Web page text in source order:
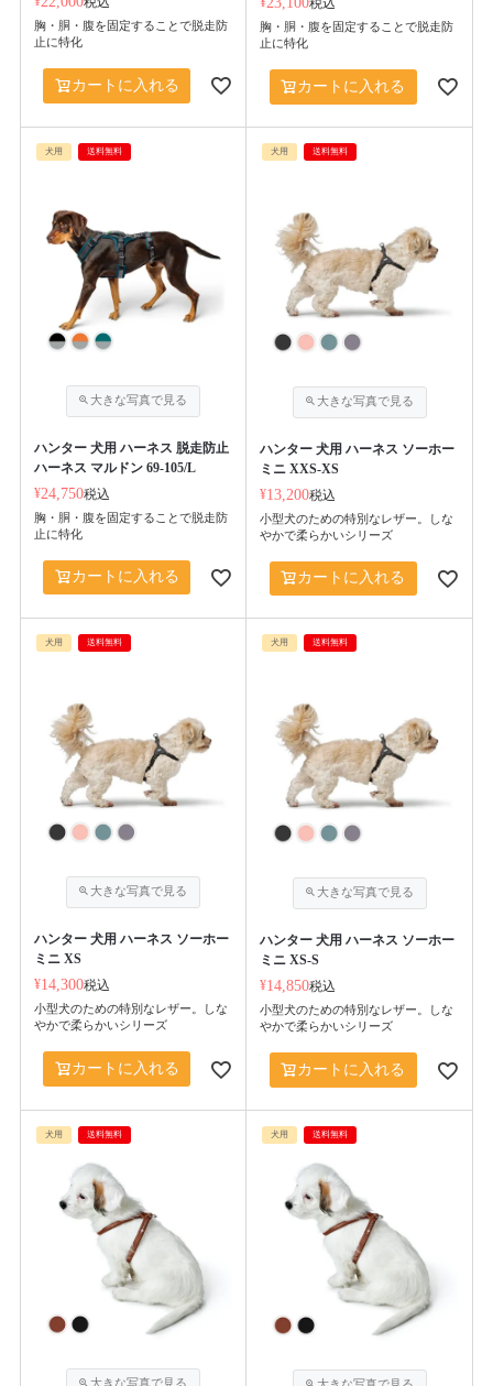
胸・胴・腹を固定することで脱走防
止に特化
カートに入れる
税込
胸・胴・腹を固定することで脱走防
止に特化
カートに入れる
犬用 送料無料
ハンター 犬用 ハーネス 脱走防止
ハーネス マルドン 69-105/L
¥24,750税込
胸・胴・腹を固定することで脱走防
止に特化
カートに入れる
犬用 送料無料
ハンター 犬用 ハーネス ソーホー
ミニ XXS-XS
¥13,200税込
小型犬のための特別なレザー。しな
やかで柔らかいシリーズ
カートに入れる
犬用 送料無料
ハンター 犬用 ハーネス ソーホー
ミニ XS
¥14,300税込
小型犬のための特別なレザー。しな
やかで柔らかいシリーズ
カートに入れる
犬用 送料無料
ハンター 犬用 ハーネス ソーホー
ミニ XS-S
¥14,850税込
小型犬のための特別なレザー。しな
やかで柔らかいシリーズ
カートに入れる
犬用 送料無料 犬用 送料無料